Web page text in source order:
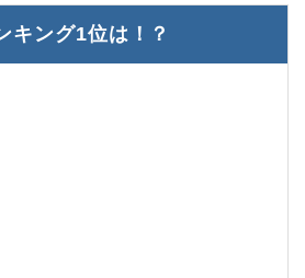
キング1位は！？